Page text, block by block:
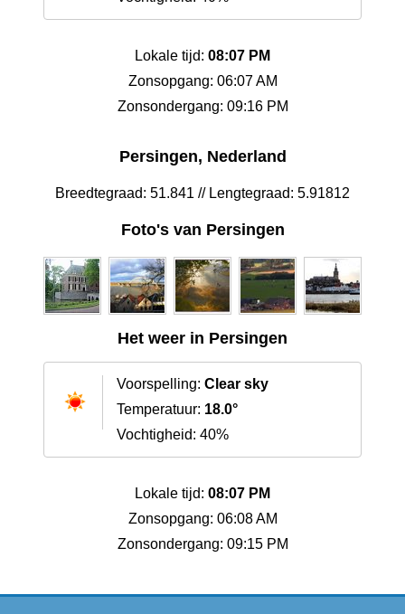
Lokale tijd: 08:07 PM
Zonsopgang: 06:07 AM
Zonsondergang: 09:16 PM
Persingen, Nederland
Breedtegraad: 51.841 // Lengtegraad: 5.91812
Foto's van Persingen
Het weer in Persingen
Voorspelling: Clear sky
Temperatuur: 18.0°
Vochtigheid: 40%
Lokale tijd: 08:07 PM
Zonsopgang: 06:08 AM
Zonsondergang: 09:15 PM